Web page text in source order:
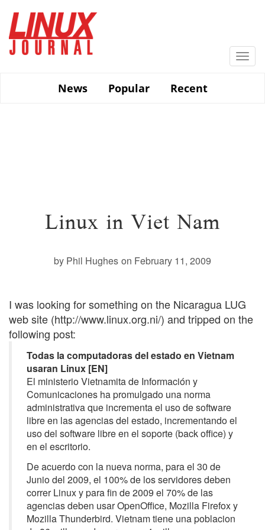
main
content
News
Popular Recent
Linux in Viet Nam
by Phil Hughes on February 11, 2009
I was looking for something on the Nicaragua LUG
web site (http://www.linux.org.ni/) and tripped on the
following post:
Todas la computadoras del estado en Vietnam
usaran Linux [EN]
El ministerio Vietnamita de Información y
Comunicaciones ha promulgado una norma
administrativa que incrementa el uso de software
libre en las agencias del estado, incrementando el
uso del software libre en el soporte (back office) y
en el escritorio.
De acuerdo con la nueva norma, para el 30 de
Junio del 2009, el 100% de los servidores deben
correr Linux y para fin de 2009 el 70% de las
agencias deben usar OpenOffice, Mozilla Firefox y
Mozilla Thunderbird. Vietnam tiene una poblacion